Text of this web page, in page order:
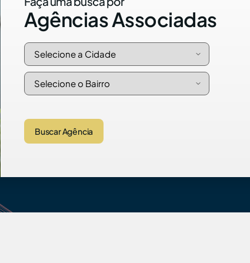
Agências Associadas
Buscar Agência